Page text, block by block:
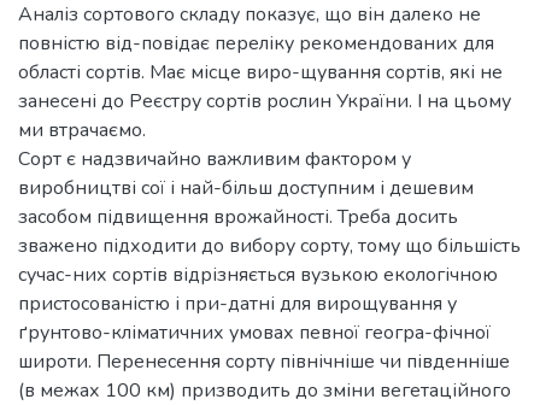
Аналіз сортового складу показує, що він далеко не
повністю від-повідає переліку рекомендованих для
області сортів. Має місце виро-щування сортів, які не
занесені до Реєстру сортів рослин України. І на цьому
ми втрачаємо.
Сорт є надзвичайно важливим фактором у
виробництві сої і най-більш доступним і дешевим
засобом підвищення врожайності. Треба досить
зважено підходити до вибору сорту, тому що більшість
сучас-них сортів відрізняється вузькою екологічною
пристосованістю і при-датні для вирощування у
ґрунтово-кліматичних умовах певної геогра-фічної
широти. Перенесення сорту північніше чи південніше
(в межах 100 км) призводить до зміни вегетаційного